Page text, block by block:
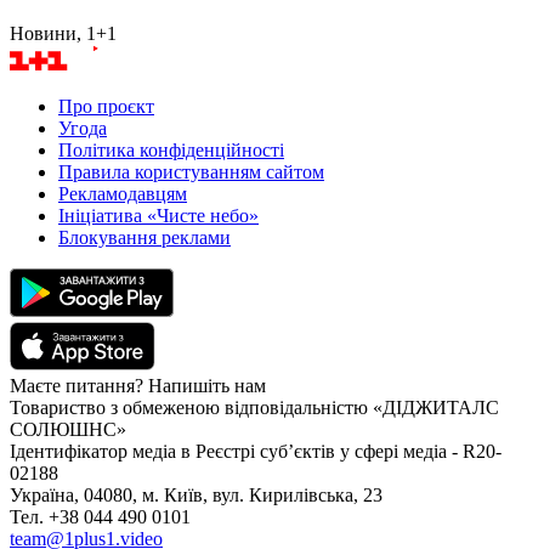
Новини, 1+1
Про проєкт
Угода
Політика конфіденційності
Правила користуванням сайтом
Рекламодавцям
Ініціатива «Чисте небо»
Блокування реклами
Маєте питання? Напишіть нам
Товариство з обмеженою відповідальністю «ДІДЖИТАЛС
СОЛЮШНС»
Ідентифікатор медіа в Реєстрі суб’єктів у сфері медіа - R20-
02188
Україна, 04080, м. Київ, вул. Кирилівська, 23
Тел. +38 044 490 0101
team@1plus1.video